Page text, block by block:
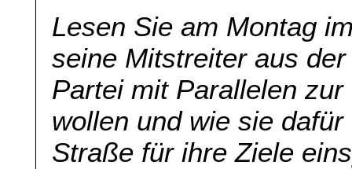
Lesen Sie am Montag
seine Mitstreiter aus
Partei mit Parallelen
wollen und wie sie
Straße für ihre Ziele